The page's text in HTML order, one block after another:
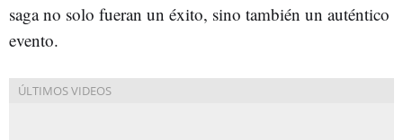
saga no solo fueran un éxito, sino también un auténtico
evento.